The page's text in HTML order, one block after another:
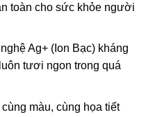
toàn cho sức khỏe người
Ag+ (Ion Bạc) kháng
tươi ngon trong quá
màu, cùng họa tiết